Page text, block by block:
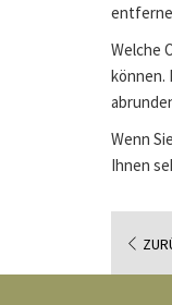
Welche
können.
Wenn
Ihnen